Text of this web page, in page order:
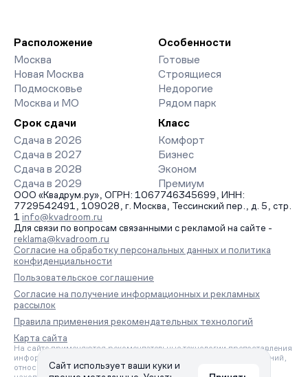
Расположение
Москва
Новая Москва
Подмосковье
Москва и МО
Особенности
Готовые
Строящиеся
Недорогие
Рядом парк
Срок сдачи
Сдача в 2026
Сдача в 2027
Сдача в 2028
Сдача в 2029
Класс
Комфорт
Бизнес
Эконом
Премиум
ООО «Квадрум.ру», ОГРН: 1067746345699, ИНН:
7729542491, 109028, г. Москва, Тессинский пер., д. 5, стр.
1 info@kvadroom.ru
Для связи по вопросам связанными с рекламой на сайте -
reklama@kvadroom.ru
Согласие на обработку персональных данных и политика
конфиденциальности
Пользовательское соглашение
Согласие на получение информационных и рекламных
рассылок
Правила применения рекомендательных технологий
Карта сайта
На сайте применяются рекомендательные технологии предоставления
информации на основе сбора, систематизации и анализа сведений,
относящихся к предпочтениям пользователей сети «Интернет»,
Сайт использует ваши куки и